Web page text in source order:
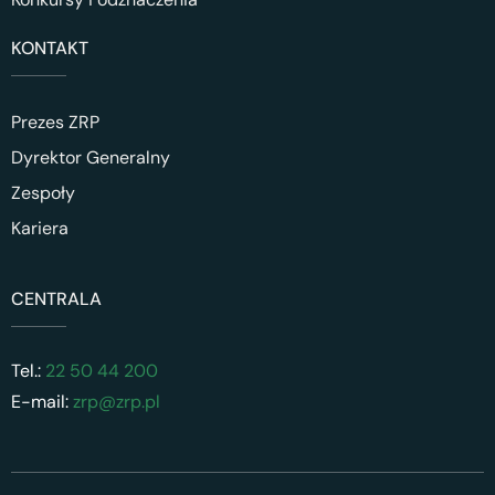
KONTAKT
Prezes ZRP
Dyrektor Generalny
Zespoły
Kariera
CENTRALA
Tel.: 22 50 44 200
E-mail:zrp@zrp.pl